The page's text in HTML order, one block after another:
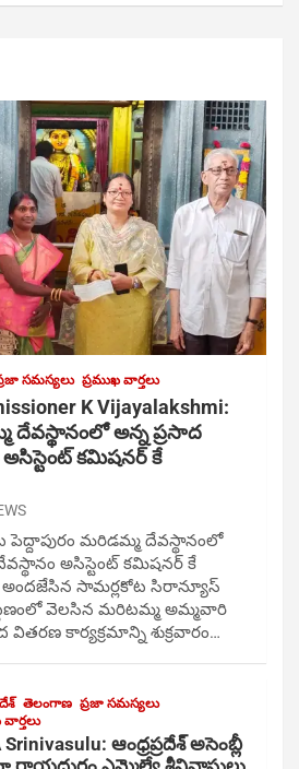
సమస్యలు ప్రముఖ వార్తలు
K Vijayalakshmi:
దేవస్థానంలో అన్న ప్రసాద
కమిషనర్ కే
మరిడమ్మ దేవస్థానంలో
అసిస్టెంట్ కమిషనర్ కే
అందజేసిన సామర్లకోట సిరాన్యూస్
వెలసిన మరిటమ్మ అమ్మవారి
కార్యక్రమాన్ని శుక్రవారం…
తెలంగాణ ప్రజా సమస్యలు
వార్తలు
Srinivasulu: ఆంధ్రప్రదేశ్ అసెంబ్లీ